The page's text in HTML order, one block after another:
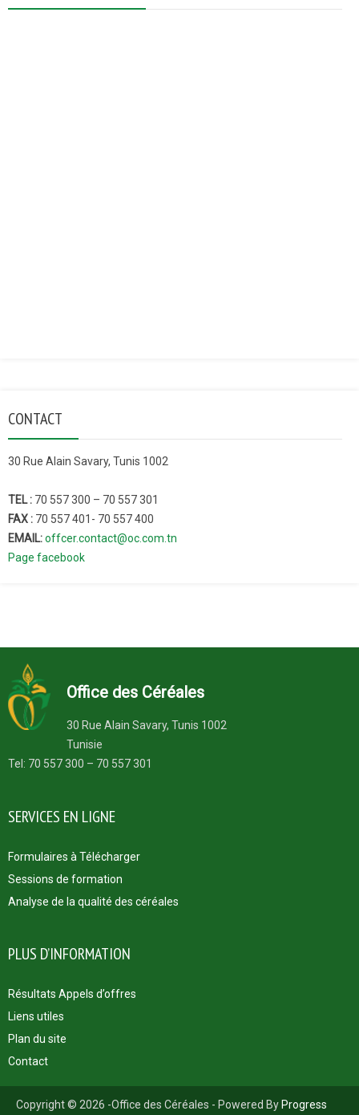
CONTACT
30 Rue Alain Savary, Tunis 1002
TEL : 70 557 300 – 70 557 301
FAX : 70 557 401- 70 557 400
EMAIL:offcer.contact@oc.com.tn
Page facebook
Office des Céréales
30 Rue Alain Savary, Tunis 1002
Tunisie
Tel: 70 557 300 – 70 557 301
SERVICES EN LIGNE
Formulaires à Télécharger
Sessions de formation
Analyse de la qualité des céréales
PLUS D’INFORMATION
Résultats Appels d’offres
Liens utiles
Plan du site
Contact
Copyright © 2026 -Office des Céréales - Powered By Progress